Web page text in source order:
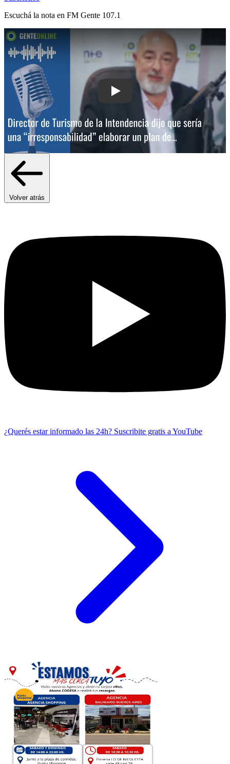
Escuchá la nota en FM Gente 107.1
Play: Director de Turismo de la
Volver atrás
¿Querés estar informado las 24h? Suscribite gratis a YouTube